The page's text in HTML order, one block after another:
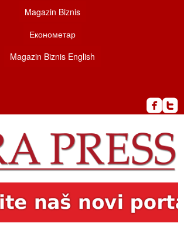
Magazin Biznis
Економетар
Magazin Biznis English